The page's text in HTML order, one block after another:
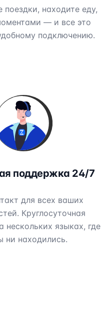
поездки, находите еду,
— и все это
подключению.
поддержка 24/7
для всех ваших
Круглосуточная
нескольких языках, где
ни находились.